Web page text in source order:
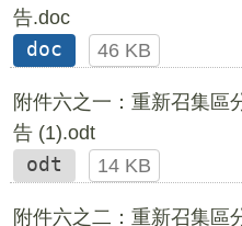
告.doc
doc
46 KB
附件六之一：重新召集區
告 (1).odt
odt
14 KB
附件六之二：重新召集區